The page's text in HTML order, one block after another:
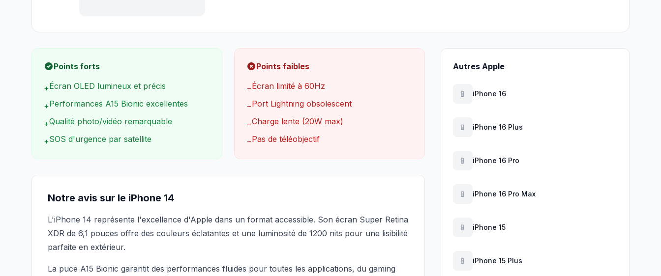
Points forts
+Écran OLED lumineux et précis
+Performances A15 Bionic excellentes
+Qualité photo/vidéo remarquable
+SOS d'urgence par satellite
Points faibles
−Écran limité à 60Hz
−Port Lightning obsolescent
−Charge lente (20W max)
−Pas de téléobjectif
Notre avis sur le iPhone 14
L'iPhone 14 représente l'excellence d'Apple dans un format accessible. Son écran Super Retina
XDR de 6,1 pouces offre des couleurs éclatantes et une luminosité de 1200 nits pour une lisibilité
parfaite en extérieur.
La puce A15 Bionic garantit des performances fluides pour toutes les applications, du gaming
Autres Apple
📱 iPhone 16
📱 iPhone 16 Plus
📱 iPhone 16 Pro
📱 iPhone 16 Pro Max
📱 iPhone 15
📱 iPhone 15 Plus